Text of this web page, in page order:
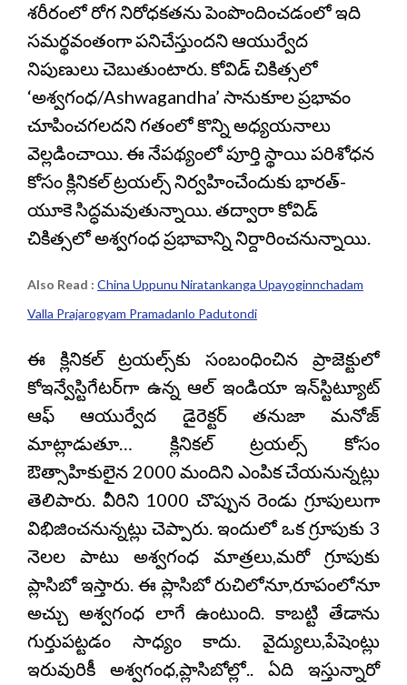
శరీరంలో రోగ నిరోధకతను పెంపొందించడంలో ఇది
సమర్థవంతంగా పనిచేస్తుందని ఆయుర్వేద
నిపుణులు చెబుతుంటారు. కోవిడ్ చికిత్సలో
‘అశ్వగంధ/Ashwagandha’ సానుకూల ప్రభావం
చూపించగలదని గతంలో కొన్ని అధ్యయనాలు
వెల్లడించాయి. ఈ నేపథ్యంలో పూర్తి స్థాయి పరిశోధన
కోసం క్లినికల్ ట్రయల్స్ నిర్వహించేందుకు భారత్-
యూకె సిద్ధమవుతున్నాయి. తద్వారా కోవిడ్
చికిత్సలో అశ్వగంధ ప్రభావాన్ని నిర్దారించనున్నాయి.
Also Read : China Uppunu Niratankanga Upayoginnchadam
Valla Prajarogyam Pramadanlo Padutondi
ఈ క్లినికల్ ట్రయల్స్‌కు సంబంధించిన ప్రాజెక్టులో
కోఇన్వేస్టిగేటర్‌గా ఉన్న ఆల్ ఇండియా ఇన్‌స్టిట్యూట్
ఆఫ్ ఆయుర్వేద డైరెక్టర్ తనుజా మనోజ్
మాట్లాడుతూ… క్లినికల్ ట్రయల్స్‌ కోసం
ఔత్సాహికులైన 2000 మందిని ఎంపిక చేయనున్నట్లు
తెలిపారు. వీరిని 1000 చొప్పున రెండు గ్రూపులుగా
విభిజించనున్నట్లు చెప్పారు. ఇందులో ఒక గ్రూపుకు 3
నెలల పాటు అశ్వగంధ మాత్రలు,మరో గ్రూపుకు
ప్లాసిబో ఇస్తారు. ఈ ప్లాసిబో రుచిలోనూ,రూపంలోనూ
అచ్చు అశ్వగంధ లాగే ఉంటుంది. కాబట్టి తేడాను
గుర్తుపట్టడం సాధ్యం కాదు. వైద్యులు,పేషెంట్లు
ఇరువురికీ అశ్వగంధ,ప్లాసిబోల్లో.. ఏది ఇస్తున్నారో